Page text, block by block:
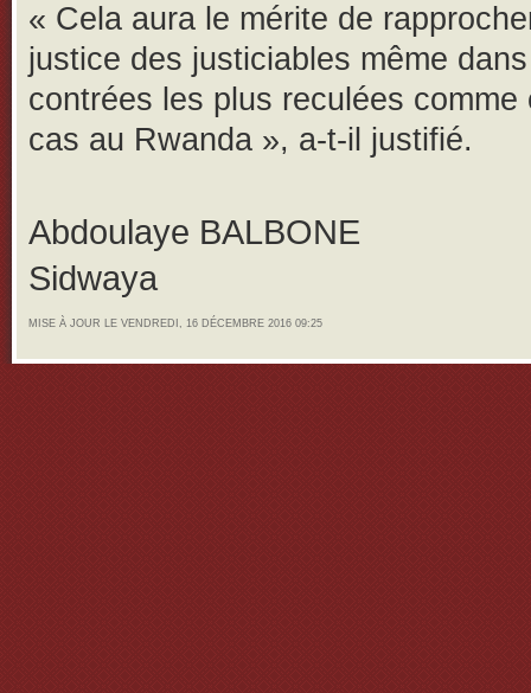
« Cela aura le mérite de
justice des justiciables même
contrées les plus reculées comme
cas au Rwanda », a-t-il justifié.
Abdoulaye BALBONE
Sidwaya
MISE À JOUR LE VENDREDI, 16 DÉCEMBRE 2016 09:25